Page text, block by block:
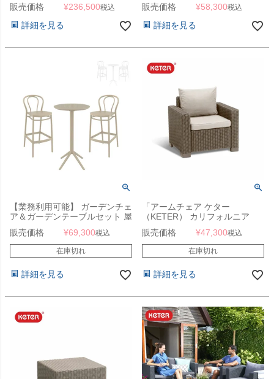
ルタ」【単品販売可】
販売価格 ¥236,500税込
詳細を見る
CC155319」
販売価格 ¥58,300税込
詳細を見る
【業務利用可能】 ガーデンチェ
ア＆ガーデンテーブルセット 屋
外 「SE SKY エスイー スカイ
フォールディング ラウンドバー
テーブル Φ60 ＆ VICTOR ヴィ
クター バーチェア 3点セット」
販売価格 ¥69,300税込
在庫切れ
詳細を見る
「アームチェア ケター
（KETER） カリフォルニア
（California Armchair）」
販売価格 ¥47,300税込
在庫切れ
詳細を見る